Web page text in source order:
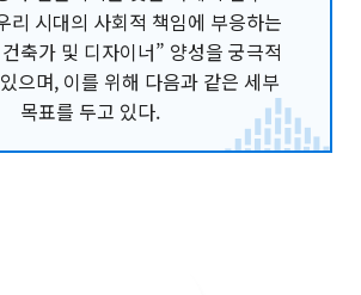
리 시대의 사회적 책임에 부응하는
축가 및 디자이너” 양성을 궁극적
으며, 이를 위해 다음과 같은 세부
목표를 두고 있다.